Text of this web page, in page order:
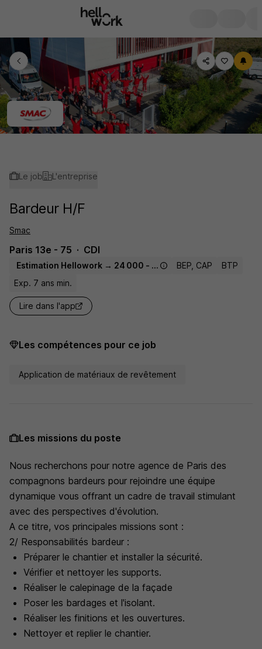
Le job L'entreprise
Bardeur H/F
Smac
Paris 13e - 75 CDI
Estimation Hellowork → 24 000 - 27 500 € / an
BEP, CAP
BTP
Exp. 7 ans min.
Lire dans l'app
Les compétences pour ce job
Application de matériaux de revêtement
Les missions du poste
Nous recherchons pour notre agence de Paris des
compagnons bardeurs pour rejoindre une équipe
dynamique vous offrant un cadre de travail stimulant
avec des perspectives d'évolution.
A ce titre, vos principales missions sont :
2/ Responsabilités bardeur :
Préparer le chantier et installer la sécurité.
Vérifier et nettoyer les supports.
Réaliser le calepinage de la façade
Poser les bardages et l'isolant.
Réaliser les finitions et les ouvertures.
Nettoyer et replier le chantier.